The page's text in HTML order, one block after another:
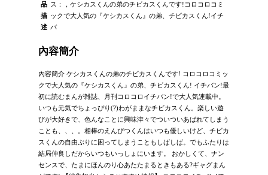
品
描
述
ス：，ケシカスくんの弟のチビカスくんです!コロコロコミ
ックで大人気の『ケシカスくん』の弟、チビカスくん!イチ
バ
內容簡介
內容簡介 ケシカスくんの弟のチビカスくんです! コロコロコミッ
クで大人気の『ケシカスくん』の弟、チビカスくん! イチバン!最
初に読むまんが雑誌、月刊コロコロイチバン!で大人気連載中。
いつも元気でちょっぴり(?)わがままなチビカスくん。楽しい遊
びが大好きで、色んなことに興味津々でついついあばれてしまう
ことも、、、。相棒のえんぴつくんはいつも優しいけど、チビカ
スくんの自由ぶりに困ってしまうこともしばしば。でもふたりは
結局仲良しだからいつもいっしょにいます。 おかしくて、ナン
センスで、たまにほんのり心あたたまるときもある?ギャグまん